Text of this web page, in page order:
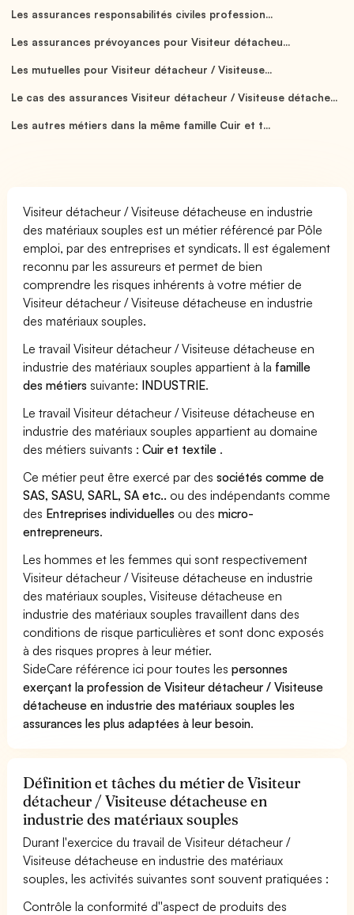
Les assurances responsabilités civiles profession...
Les assurances prévoyances pour Visiteur détacheu...
Les mutuelles pour Visiteur détacheur / Visiteuse...
Le cas des assurances Visiteur détacheur / Visiteuse détache...
Les autres métiers dans la même famille Cuir et t...
Visiteur détacheur / Visiteuse détacheuse en industrie
des matériaux souples est un métier référencé par Pôle
emploi, par des entreprises et syndicats. Il est également
reconnu par les assureurs et permet de bien
comprendre les risques inhérents à votre métier de
Visiteur détacheur / Visiteuse détacheuse en industrie
des matériaux souples.
Le travail Visiteur détacheur / Visiteuse détacheuse en
industrie des matériaux souples appartient à la famille
des métiers suivante: INDUSTRIE.
Le travail Visiteur détacheur / Visiteuse détacheuse en
industrie des matériaux souples appartient au domaine
des métiers suivants :Cuir et textile .
Ce métier peut être exercé par dessociétés comme de
SAS, SASU, SARL, SA etc.. ou des indépendants comme
des Entreprises individuelles ou desmicro-
entrepreneurs.
Les hommes et les femmes qui sont respectivement
Visiteur détacheur / Visiteuse détacheuse en industrie
des matériaux souples, Visiteuse détacheuse en
industrie des matériaux souples travaillent dans des
conditions de risque particulières et sont donc exposés
à des risques propres à leur métier.
SideCare référence ici pour toutes lespersonnes
exerçant la profession de Visiteur détacheur / Visiteuse
détacheuse en industrie des matériaux souples les
assurances les plus adaptées à leur besoin.
Définition et tâches du métier de Visiteur
détacheur / Visiteuse détacheuse en
industrie des matériaux souples
Durant l'exercice du travail de Visiteur détacheur /
Visiteuse détacheuse en industrie des matériaux
souples, les activités suivantes sont souvent pratiquées :
Contrôle la conformité d''aspect de produits des